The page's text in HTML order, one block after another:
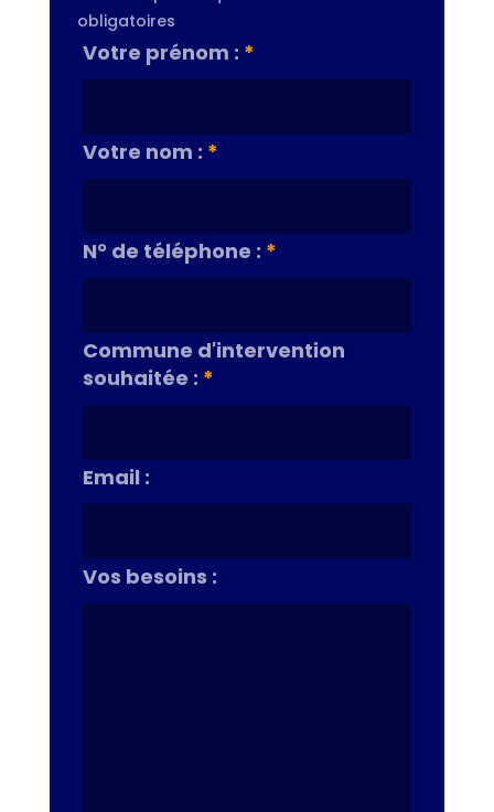
obligatoires
Votre prénom : *
Votre nom : *
N° de téléphone : *
Commune d'intervention
souhaitée : *
Email :
Vos besoins :